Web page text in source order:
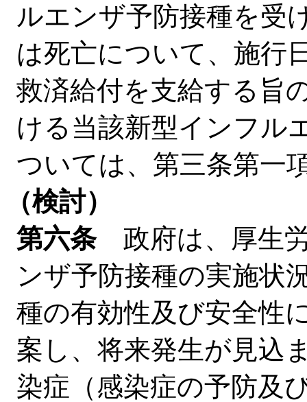
ルエンザ予防接種を受
は死亡について、施行
救済給付を支給する旨
ける当該新型インフル
ついては、第三条第一
（検討）
第六条政府は、厚生労
ンザ予防接種の実施状
種の有効性及び安全性
案し、将来発生が見込
染症（感染症の予防及